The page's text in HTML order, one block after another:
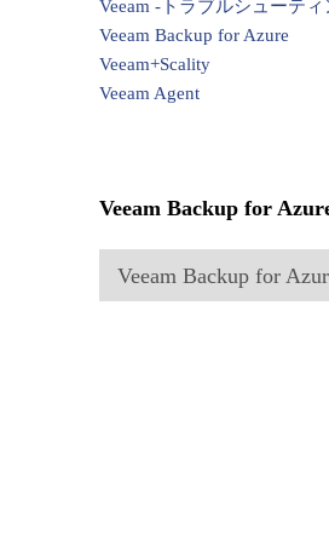
Veeam -トラブルシューティ
Veeam Backup for Azure
Veeam+Scality
Veeam Agent
Veeam Backup for
Veeam Backup for